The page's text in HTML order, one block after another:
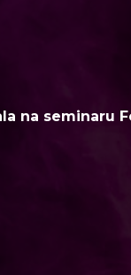
na seminaru